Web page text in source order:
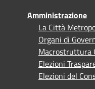
Amministrazione
La Città
Organi di
Macrostruttura
Elezioni
Elezioni del